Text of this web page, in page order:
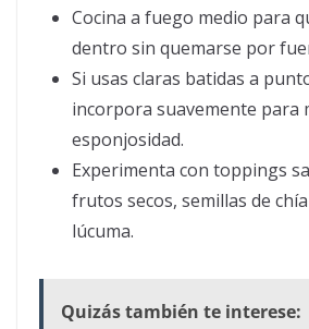
Cocina a fuego medio para
dentro sin quemarse por
Si usas claras batidas a
incorpora suavemente para
esponjosidad.
Experimenta con toppings
frutos secos, semillas de
lúcuma.
Quizás también te interese: